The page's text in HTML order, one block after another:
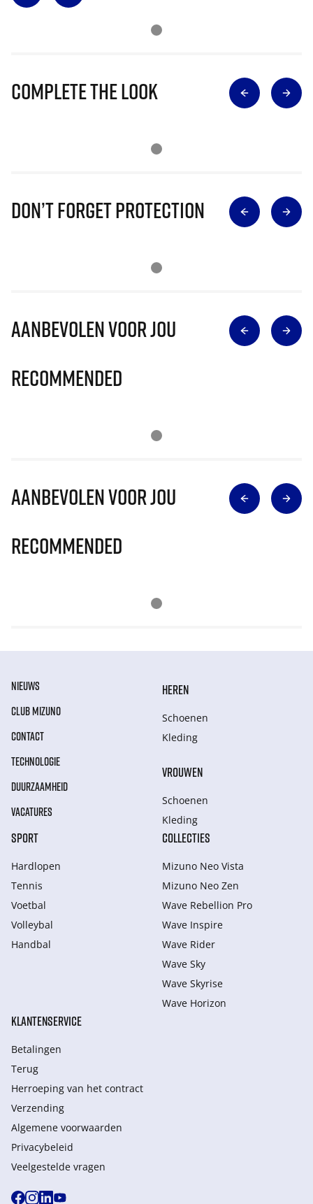
Complete The Look
Don’t Forget Protection
Aanbevolen voor jou
Recommended
Aanbevolen voor jou
Recommended
NIEUWS
CLUB MIZUNO
CONTACT
TECHNOLOGIE
DUURZAAMHEID
VACATURES
HEREN
Schoenen
Kleding
VROUWEN
Schoenen
Kleding
SPORT
Hardlopen
Tennis
Voetbal
Volleybal
Handbal
COLLECTIES
Mizuno Neo Vista
Mizuno Neo Zen
Wave Rebellion Pro
Wave Inspire
Wave Rider
Wave Sky
Wave Skyrise
Wave Horizon
KLANTENSERVICE
Betalingen
Terug
Herroeping van het contract
Verzending
Algemene voorwaarden
Privacybeleid
Veelgestelde vragen